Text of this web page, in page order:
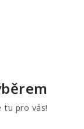
pro vás!